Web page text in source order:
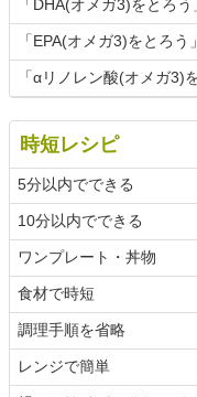
「DHA(オメガ3)をとろ
「EPA(オメガ3)をとろう
「αリノレン酸(オメガ3)
時短レシピ
5分以内でできる
10分以内でできる
ワンプレート・丼物
食材で時短
調理手順を省略
レンジで簡単